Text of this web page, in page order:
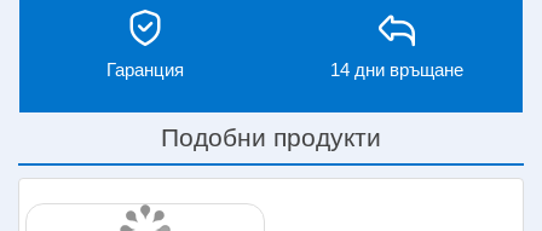
Гаранция 14 дни връщане
Подобни продукти